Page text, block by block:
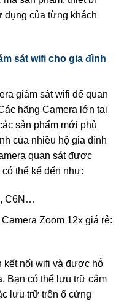
dụng của từng khách
sát wifi cho gia đình
giám sát wifi để quan
hãng Camera lớn tại
sản phẩm mới phù
của nhiều hộ gia đình
quan sát được
thể kể đến như:
C6N…
Zoom 12x giá rẻ:
nối wifi và được hỗ
Bạn có thể lưu trữ cắm
lưu trữ trên ổ cứng